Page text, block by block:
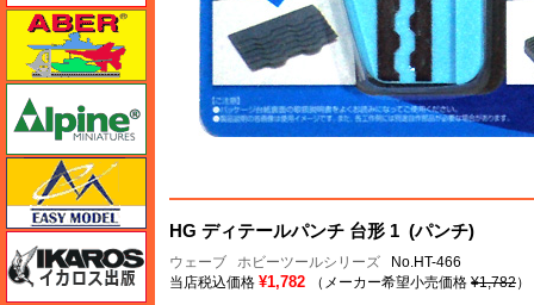
HG ディテールパンチ 台形 1 (パンチ)
ウェーブ ホビーツールシリーズ No.HT-466
当店税込価格 ¥1,782 （メーカー希望小売価格 ¥1,782）
アベール
アルパイン
イカロス出版